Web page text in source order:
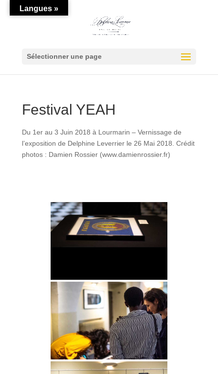
Sélectionner une page
Festival YEAH
Du 1er au 3 Juin 2018 à Lourmarin – Vernissage de
l’exposition de Delphine Leverrier le 26 Mai 2018. Crédit
photos : Damien Rossier (www.damienrossier.fr)
Langues »